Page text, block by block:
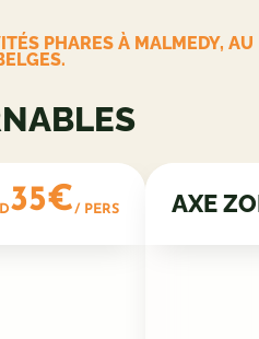
PHARES À MALMEDY, AU
35€/ PERS AXE